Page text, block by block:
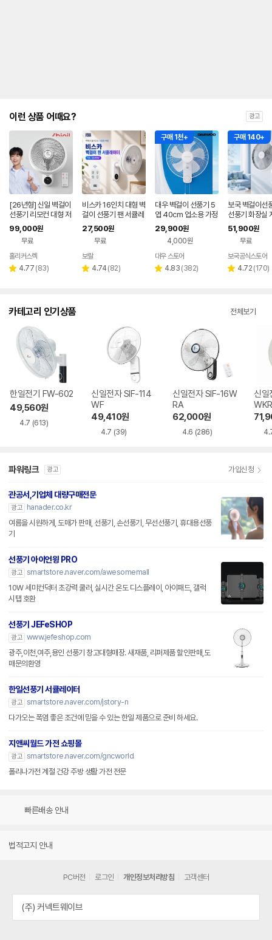
이런 상품 어때요? 광고
[26년형] 신일 벽걸이
선풍기 리모컨 대형 저
소음 벽 선풍기
99,000원
무료
홀리커스렉
별 4.77 리
(83)
비스카 16인치 대형 벽
걸이 선풍기 팬 서큘레
이터 5엽날개 자동회
전 리모컨 VK-304R
27,500원
무료
보랄
별 4.74 리
(82)
구매 1천+
대우 벽걸이 선풍기 5
엽 40cm 업소용 가정
용 사무실 벽 식당 저소
음 주방 거실 화장실
29,900원
4,000원
대우 스토어
별 4.83 리
(382)
구매 140+
보국 벽걸이선
선풍기 화장실
가정용 거실
51,900원
무료
보국공식스토어
별 4.72 리
(170)
카테고리 인기상품 전체보기
한일전기 FW-602
49,560원
4.7 (613)
신일전자 SIF-114
WF
49,410원
4.7 (39)
신일전자 SIF-16W
RA
62,000원
4.6 (286)
신일
WKR
파워링크 광고 가입신청
관공서,기업체 대량구매전문
광고
hanader.co.kr
여름을 시원하게, 도매가 판매, 선풍기, 손선풍기, 무선선풍기, 휴대용선풍
기
선풍기 아이언윙 PRO
광고 smartstore.naver.com/awesomemall
10W 세미컨덕터 초강력 쿨러, 실시간 온도 디스플레이, 아이패드, 갤럭
시탭 호환
선풍기 JEFeSHOP
광고 www.jefeshop.com
광주,이천,여주,용인 선풍기 창고대형매장. 새재품, 리퍼제품 할인판매,도
매문의환영
한일선풍기 서큘레이터
광고 smartstore.naver.com/jstory-n
다가오는 폭염 좋은 조건에 믿을 수 있는 한일 제품으로 준비 하세요.
지앤씨월드 가전 쇼핑몰
광고 smartstore.naver.com/gncworld
폴리나가전 계절 건강 주방 생활 가전 전문
빠른배송 안내
법적고지 안내
PC버전 로그인 개인정보처리방침 고객센터
(주) 커넥트웨이브